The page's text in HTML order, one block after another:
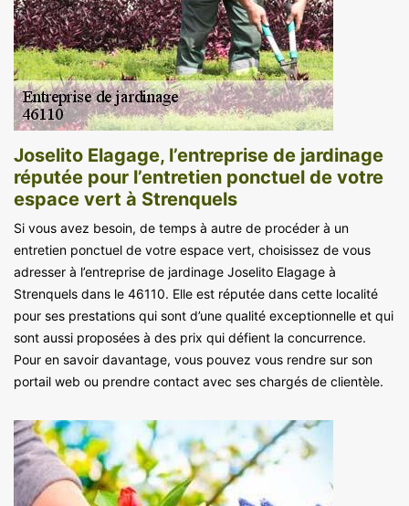
Joselito Elagage, l’entreprise de jardinage
réputée pour l’entretien ponctuel de votre
espace vert à Strenquels
Si vous avez besoin, de temps à autre de procéder à un
entretien ponctuel de votre espace vert, choisissez de vous
adresser à l’entreprise de jardinage Joselito Elagage à
Strenquels dans le 46110. Elle est réputée dans cette localité
pour ses prestations qui sont d’une qualité exceptionnelle et qui
sont aussi proposées à des prix qui défient la concurrence.
Pour en savoir davantage, vous pouvez vous rendre sur son
portail web ou prendre contact avec ses chargés de clientèle.